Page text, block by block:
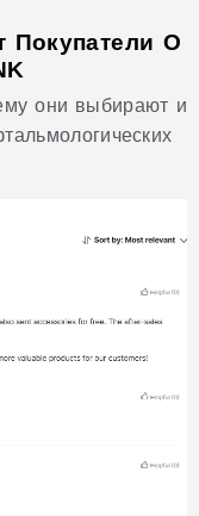
Покупатели О
они выбирают и